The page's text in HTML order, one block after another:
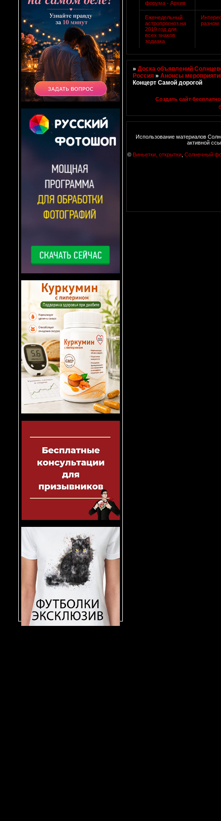
форума - Архив
Еженедельный
астропрогноз на
2019 год для
всех знаков
зодиака
разном
»Доска объявлений
Россия »Анонсы
Концерт Самой дорогой
Создать сайт бесплатно
Использование материалов
активной
© Виньетки, открытки Солнечный